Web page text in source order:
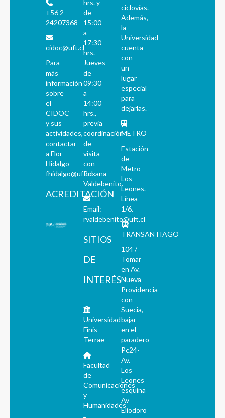
+56 2
24207368
cidoc@uft.cl
Para
más
información
sobre
el
CIDOC
y sus
actividades,
contactar
a Flor
Hidalgo
fhidalgo@uft.cl
ACREDITACIÓN
hrs. y
de
15:00
a
17:30
hrs.
Jueves
de
09:30
a
14:00
hrs.,
previa
coordinación
de
visita
con
Roxana
Valdebenito.
Email:
rvaldebenito@uft.cl
SITIOS
DE
INTERÉS
Universidad
Finis
Terrae
Facultad
de
Comunicaciones
y
Humanidades
ciclovías.
Además,
la
Universidad
cuenta
con
un
lugar
especial
para
dejarlas.
METRO
Estación
de
Metro
Los
Leones.
Línea
1/6.
TRANSANTIAGO
104 /
Tomar
en Av.
Nueva
Providencia
con
Suecia,
bajar
en el
paradero
Pc24-
Av.
Los
Leones
esquina
Av
Eliodoro